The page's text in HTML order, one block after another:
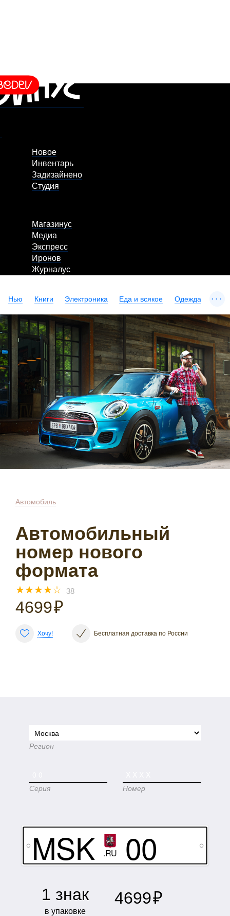
Новое
Инвентарь
Задизайнено
Студия
Магазинус
Медиа
Экспресс
Иронов
Журналус
Нью Книги Электроника Еда и всякое Одежда ...
Автомобиль
Автомобильный
номер нового
формата
☆
☆
☆
☆
☆ 38
4699₽
Хочу! Бесплатная доставка по России
Регион
Серия Номер
MSK .RU
00
XXXX
1 знак
в упаковке
4699₽